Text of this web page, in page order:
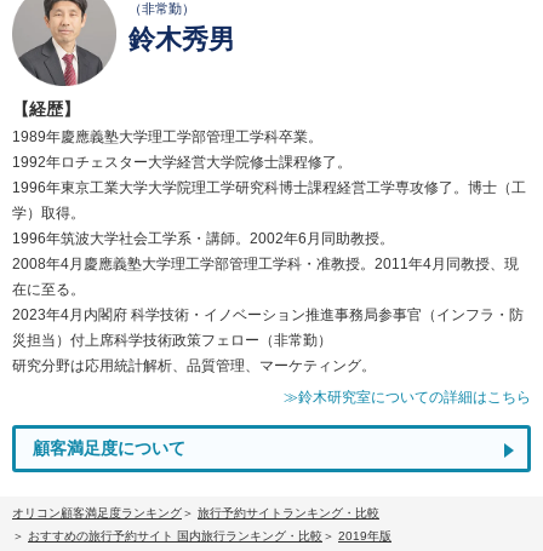
（非常勤）
鈴木秀男
【経歴】
1989年慶應義塾大学理工学部管理工学科卒業。
1992年ロチェスター大学経営大学院修士課程修了。
1996年東京工業大学大学院理工学研究科博士課程経営工学専攻修了。博士（工
学）取得。
1996年筑波大学社会工学系・講師。2002年6月同助教授。
2008年4月慶應義塾大学理工学部管理工学科・准教授。2011年4月同教授、現
在に至る。
2023年4月内閣府 科学技術・イノベーション推進事務局参事官（インフラ・防
災担当）付上席科学技術政策フェロー（非常勤）
研究分野は応用統計解析、品質管理、マーケティング。
≫鈴木研究室についての詳細はこちら
顧客満足度について
オリコン顧客満足度ランキング
旅行予約サイトランキング・比較
おすすめの旅行予約サイト 国内旅行ランキング・比較
2019年版